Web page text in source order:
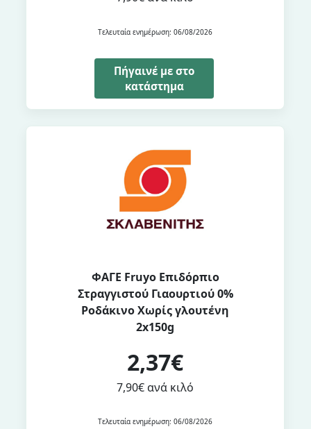
Τελευταία ενημέρωση: 06/08/2026
Πήγαινέ με στο
κατάστημα
ΦΑΓΕ Fruyo Επιδόρπιο
Στραγγιστού Γιαουρτιού 0%
Ροδάκινο Χωρίς γλουτένη
2x150g
2,37€
7,90€ ανά κιλό
Τελευταία ενημέρωση: 06/08/2026